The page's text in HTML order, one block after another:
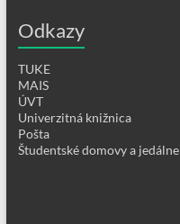
Odkazy
TUKE
MAIS
ÚVT
Univerzitná knižnica
Pošta
Študentské domovy a jedálne